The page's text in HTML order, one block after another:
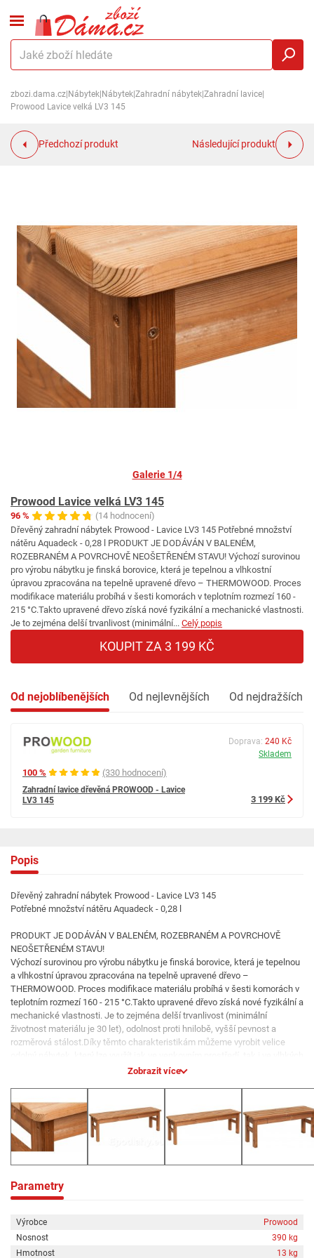
zbozi.dama.cz Nábytek Nábytek Zahradní nábytek Zahradní lavice
Prowood Lavice velká LV3 145
Předchozí produkt Následující produkt
Galerie 1/4
Prowood Lavice velká LV3 145
96 %
(14 hodnocení)
Dřevěný zahradní nábytek Prowood - Lavice LV3 145 Potřebné množství
nátěru Aquadeck - 0,28 l PRODUKT JE DODÁVÁN V BALENÉM,
ROZEBRANÉM A POVRCHOVĚ NEOŠETŘENÉM STAVU! Výchozí surovinou
pro výrobu nábytku je finská borovice, která je tepelnou a vlhkostní
úpravou zpracována na tepelně upravené dřevo – THERMOWOOD. Proces
modifikace materiálu probíhá v šesti komorách v teplotním rozmezí 160 -
215 °C.Takto upravené dřevo získá nové fyzikální a mechanické vlastnosti.
Je to zejména delší trvanlivost (minimální... Celý popis
KOUPIT ZA 3 199 KČ
Od nejoblíbenějších Od nejlevnějších Od nejdražších
100 % (330 hodnocení)
Zahradní lavice dřevěná PROWOOD - Lavice
LV3 145
Doprava: 240 Kč
Skladem
3 199 Kč
Popis
Dřevěný zahradní nábytek Prowood - Lavice LV3 145
Potřebné množství nátěru Aquadeck - 0,28 l
PRODUKT JE DODÁVÁN V BALENÉM, ROZEBRANÉM A POVRCHOVĚ
NEOŠETŘENÉM STAVU!
Výchozí surovinou pro výrobu nábytku je finská borovice, která je tepelnou
a vlhkostní úpravou zpracována na tepelně upravené dřevo –
THERMOWOOD. Proces modifikace materiálu probíhá v šesti komorách v
teplotním rozmezí 160 - 215 °C.Takto upravené dřevo získá nové fyzikální a
mechanické vlastnosti. Je to zejména delší trvanlivost (minimální
životnost materiálu je 30 let), odolnost proti hnilobě, vyšší pevnost a
rozměrová stálost.Díky těmto charakteristikám můžeme vyrobit velice
vnitřních provozech jako jsou bazény, sauny, wellness a podobně.Pokud
vysoká variabilita. Dle finančních či prostorových možností si sami můžete
zvolit jak bude vypadat Vaše zahradní sestava.Produkty jsou vyrobeny a
zabaleny tak, aby jste je mohli jednoduše přepravit a sami smontovat dle
přiložených montážních návodů.Výrobky jsou naprosto ekologické a
Rozměry materiálu na konstrukci zahradního dřevěného nábytku:
( opěrné u lavic ) - prkna 26 x 117 mm. Vrchní desky stolů , opěrné a
dosedací plochy - prkna 26 x 92 mm.
Zobrazit více
Parametry
Výrobce
Prowood
Nosnost
390 kg
Hmotnost
13 kg